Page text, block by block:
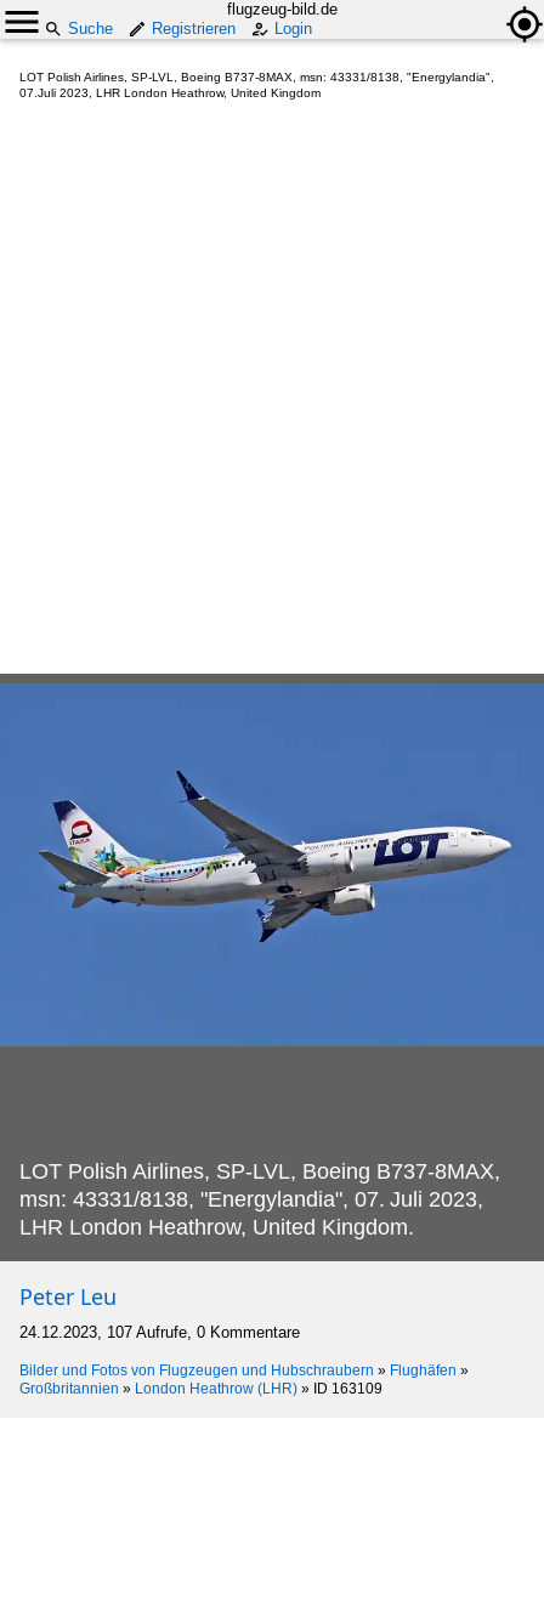
flugzeug-bild.de
Suche
Registrieren Login
LOT Polish Airlines, SP-LVL, Boeing B737-8MAX, msn: 43331/8138, "Energylandia",
07.Juli 2023, LHR London Heathrow, United Kingdom
LOT Polish Airlines, SP-LVL, Boeing B737-8MAX,
msn: 43331/8138, "Energylandia", 07. Juli 2023,
LHR London Heathrow, United Kingdom.
Peter Leu
24.12.2023, 107 Aufrufe, 0 Kommentare
Bilder und Fotos von Flugzeugen und Hubschraubern » Flughäfen »
Großbritannien » London Heathrow (LHR) » ID 163109